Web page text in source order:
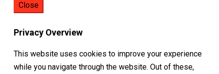
Close
Privacy Overview
This website uses cookies to improve your experience
while you navigate through the website. Out of these,